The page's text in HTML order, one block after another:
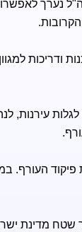
נערך
ודריכות
עירנות,
פיקוד העורף.
שטח מדינת